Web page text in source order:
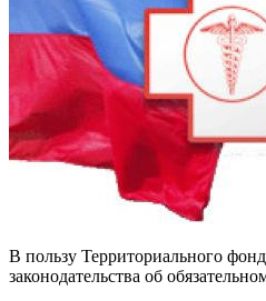
В пользу Территориального
законодательства об